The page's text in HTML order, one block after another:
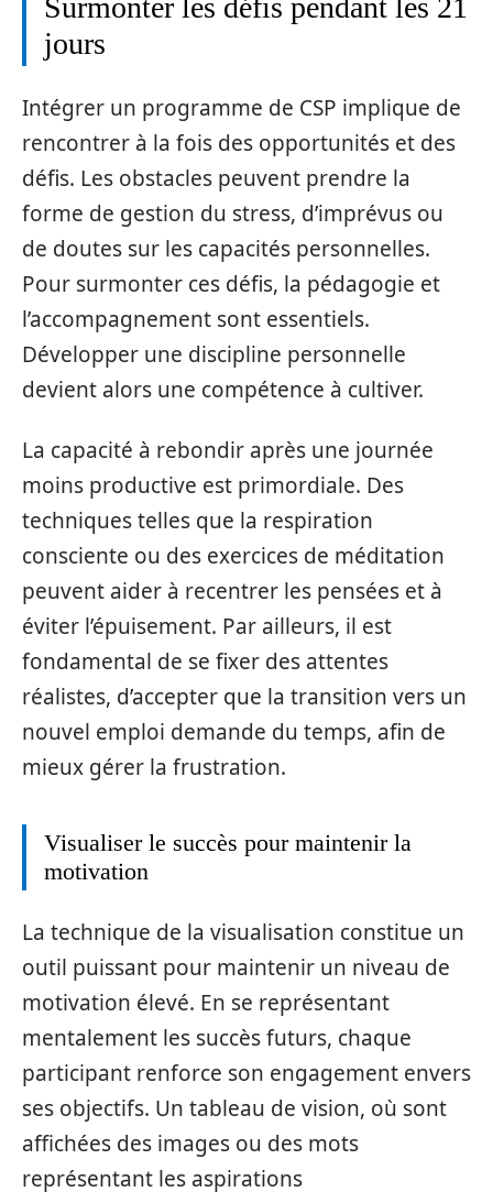
jours
Intégrer un programme de CSP implique de
rencontrer à la fois des opportunités et des
défis. Les obstacles peuvent prendre la
forme de gestion du stress, d’imprévus ou
de doutes sur les capacités personnelles.
Pour surmonter ces défis, la pédagogie et
l’accompagnement sont essentiels.
Développer une discipline personnelle
devient alors une compétence à cultiver.
La capacité à rebondir après une journée
moins productive est primordiale. Des
techniques telles que la respiration
consciente ou des exercices de méditation
peuvent aider à recentrer les pensées et à
éviter l’épuisement. Par ailleurs, il est
fondamental de se fixer des attentes
réalistes, d’accepter que la transition vers un
nouvel emploi demande du temps, afin de
mieux gérer la frustration.
Visualiser le succès pour maintenir la
motivation
La technique de la visualisation constitue un
outil puissant pour maintenir un niveau de
motivation élevé. En se représentant
mentalement les succès futurs, chaque
participant renforce son engagement envers
ses objectifs. Un tableau de vision, où sont
affichées des images ou des mots
représentant les aspirations